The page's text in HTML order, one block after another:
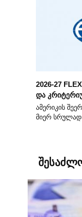
2026-27
და
ამერიკის
მიერ სრულად